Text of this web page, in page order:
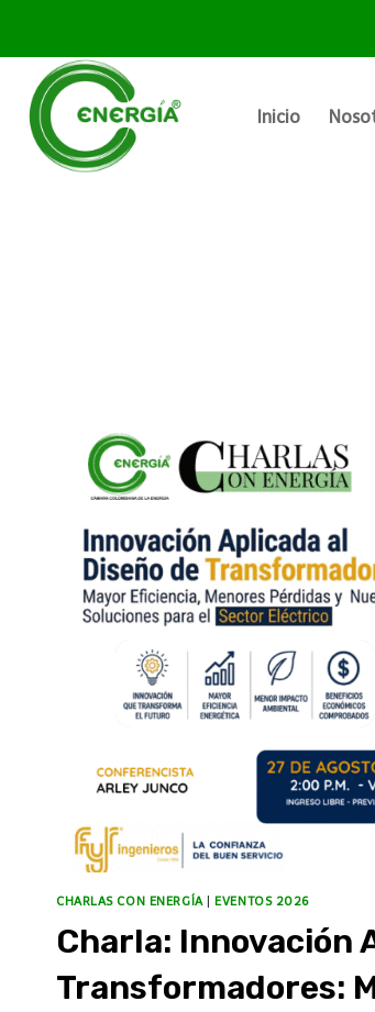
Inicio
CHARLAS CON ENERGÍA |EVENTOS 2026
Charla: Innovación
Transformadores: